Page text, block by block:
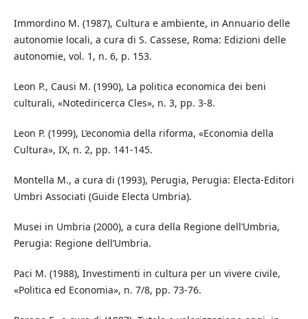
Immordino M. (1987), Cultura e ambiente, in Annuario delle
autonomie locali, a cura di S. Cassese, Roma: Edizioni delle
autonomie, vol. 1, n. 6, p. 153.
Leon P., Causi M. (1990), La politica economica dei beni
culturali, «Notediricerca Cles», n. 3, pp. 3-8.
Leon P. (1999), L’economia della riforma, «Economia della
Cultura», IX, n. 2, pp. 141-145.
Montella M., a cura di (1993), Perugia, Perugia: Electa-Editori
Umbri Associati (Guide Electa Umbria).
Musei in Umbria (2000), a cura della Regione dell’Umbria,
Perugia: Regione dell’Umbria.
Paci M. (1988), Investimenti in cultura per un vivere civile,
«Politica ed Economia», n. 7/8, pp. 73-76.